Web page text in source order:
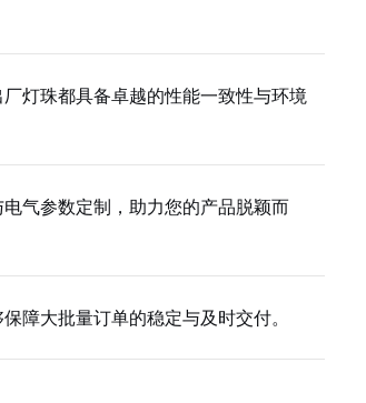
灯珠都具备卓越的性能一致性与环境
气参数定制，助力您的产品脱颖而
障大批量订单的稳定与及时交付。